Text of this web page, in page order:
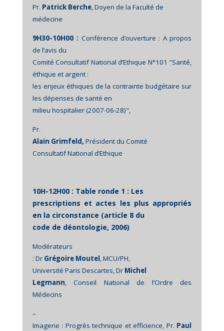
Pr. Patrick Berche, Doyen de la Faculté de
médecine
9H30-10H00 : Conférence d’ouverture : A propos
de l’avis du
Comité Consultatif National d’Ethique N°101 "Santé,
éthique et argent :
les enjeux éthiques de la contrainte budgétaire sur
les dépenses de santé en
milieu hospitalier (2007-06-28)",
Pr.
Alain Grimfeld, Président du Comité
Consultatif National d’Ethique
10H-12H00 : Table ronde 1 : Les
prescriptions et actes les plus appropriés
en la circonstance (article 8 du
code de déontologie, 2006)
Modérateurs
: Dr Grégoire Moutel, MCU/PH,
Université Paris Descartes, Dr Michel
Legmann, Conseil National de l’Ordre des
Médecins
–
Imagerie : Progrès technique et efficience, Pr. Paul